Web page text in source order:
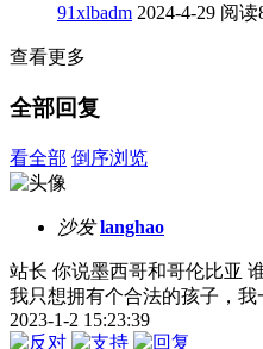
91xlbadm 2024-4-29 阅读
查看更多
全部回复
看全部 倒序浏览
沙发 langhao
站长 你说墨西哥和哥伦比亚
我只想拥有个合法的孩子，我
2023-1-2 15:23:39